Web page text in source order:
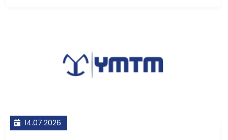
14.07.2026